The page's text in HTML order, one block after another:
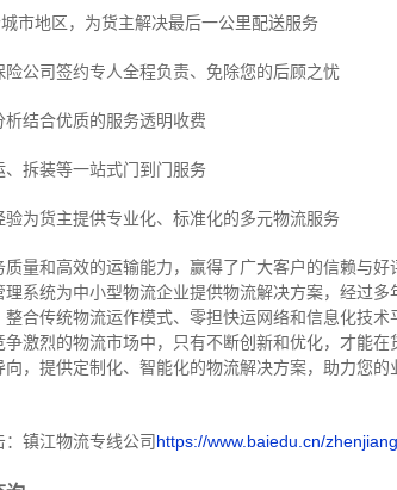
市地区，为货主解决最后一公里配送服务
公司签约专人全程负责、免除您的后顾之忧
结合优质的服务透明收费
、拆装等一站式门到门服务
为货主提供专业化、标准化的多元物流服务
量和高效的运输能力，赢得了广大客户的信赖与好
系统为中小型物流企业提供物流解决方案，经过
合传统物流运作模式、零担快运网络和信息化技
激烈的物流市场中，只有不断创新和优化，才能在
，提供定制化、智能化的物流解决方案，助力您
镇江物流专线公司https://www.baiedu.cn/